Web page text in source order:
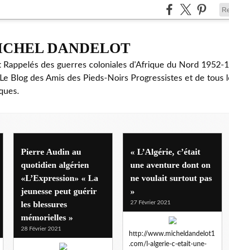
DANDELOT
Rappelés des guerres coloniales d'Afrique du Nord 1952-
Blog des Amis des Pieds-Noirs Progressistes et de tous
Pierre Audin au
quotidien algérien
«L’Expression» « La
jeunesse peut guérir
les blessures
mémorielles »
28 Février 2021
« L’Algérie, c’était
une aventure dont on
ne voulait surtout pas
»
27 Février 2021
http://www.micheldandelot1
.com/l-algerie-c-etait-une-